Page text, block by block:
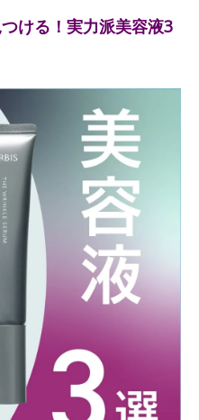
ける！実力派美容液3